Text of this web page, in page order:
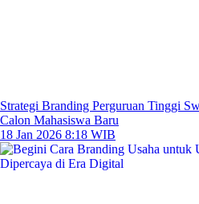
Strategi Branding Perguruan Tinggi
Calon Mahasiswa Baru
18 Jan 2026 8:18 WIB